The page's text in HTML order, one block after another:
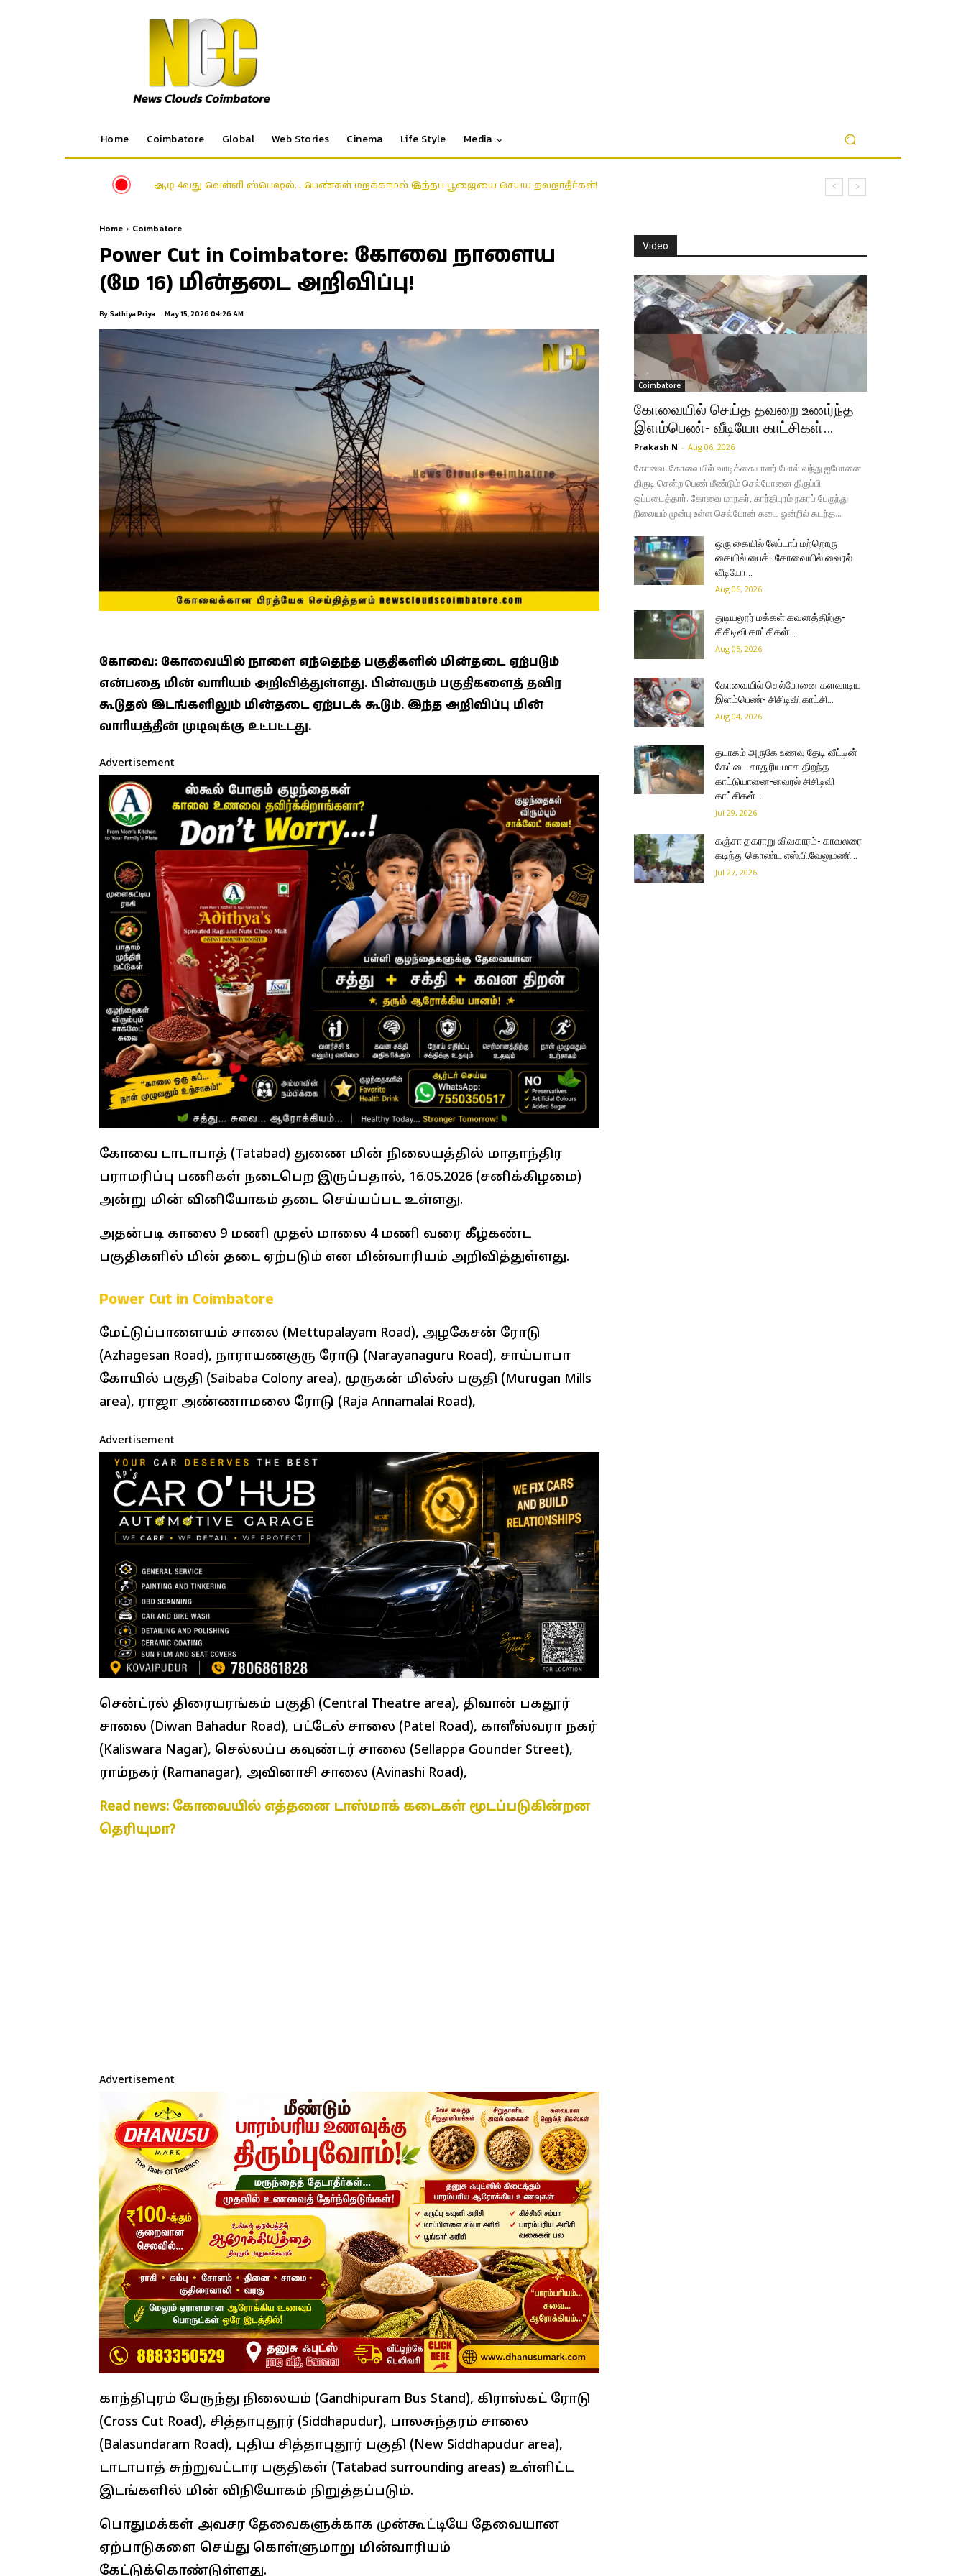
Home Coimbatore Global Web Stories Cinema Life Style Media
ஆடி 4வது வெள்ளி ஸ்பெஷல்… பெண்கள் மறக்காமல் இந்தப் பூஜையை செய்ய தவறாதீர்கள்!
Home Coimbatore
Power Cut in Coimbatore: கோவை நாளைய
(மே 16) மின்தடை அறிவிப்பு!
By Sathiya Priya May 15, 2026 04:26 AM
கோவை: கோவையில் நாளை எந்தெந்த பகுதிகளில் மின்தடை ஏற்படும்
என்பதை மின் வாரியம் அறிவித்துள்ளது. பின்வரும் பகுதிகளைத் தவிர
கூடுதல் இடங்களிலும் மின்தடை ஏற்படக் கூடும். இந்த அறிவிப்பு மின்
வாரியத்தின் முடிவுக்கு உட்பட்டது.
Advertisement
கோவை டாடாபாத் (Tatabad) துணை மின் நிலையத்தில் மாதாந்திர
பராமரிப்பு பணிகள் நடைபெற இருப்பதால், 16.05.2026 (சனிக்கிழமை)
அன்று மின் வினியோகம் தடை செய்யப்பட உள்ளது.
அதன்படி காலை 9 மணி முதல் மாலை 4 மணி வரை கீழ்கண்ட
பகுதிகளில் மின் தடை ஏற்படும் என மின்வாரியம் அறிவித்துள்ளது.
Power Cut in Coimbatore
மேட்டுப்பாளையம் சாலை (Mettupalayam Road), அழகேசன் ரோடு
(Azhagesan Road), நாராயணகுரு ரோடு (Narayanaguru Road), சாய்பாபா
கோயில் பகுதி (Saibaba Colony area), முருகன் மில்ஸ் பகுதி (Murugan Mills
area), ராஜா அண்ணாமலை ரோடு (Raja Annamalai Road),
Advertisement
சென்ட்ரல் திரையரங்கம் பகுதி (Central Theatre area), திவான் பகதூர்
சாலை (Diwan Bahadur Road), பட்டேல் சாலை (Patel Road), காளீஸ்வரா நகர்
(Kaliswara Nagar), செல்லப்ப கவுண்டர் சாலை (Sellappa Gounder Street),
ராம்நகர் (Ramanagar), அவினாசி சாலை (Avinashi Road),
Read news: கோவையில் எத்தனை டாஸ்மாக் கடைகள் மூடப்படுகின்றன
தெரியுமா?
Advertisement
காந்திபுரம் பேருந்து நிலையம் (Gandhipuram Bus Stand), கிராஸ்கட் ரோடு
(Cross Cut Road), சித்தாபுதூர் (Siddhapudur), பாலசுந்தரம் சாலை
(Balasundaram Road), புதிய சித்தாபுதூர் பகுதி (New Siddhapudur area),
டாடாபாத் சுற்றுவட்டார பகுதிகள் (Tatabad surrounding areas) உள்ளிட்ட
இடங்களில் மின் விநியோகம் நிறுத்தப்படும்.
பொதுமக்கள் அவசர தேவைகளுக்காக முன்கூட்டியே தேவையான
ஏற்பாடுகளை செய்து கொள்ளுமாறு மின்வாரியம்
கேட்டுக்கொண்டுள்ளது.
Video
Coimbatore
கோவையில் செய்த தவறை உணர்ந்த
இளம்பெண்- வீடியோ காட்சிகள்…
Prakash N - Aug 06, 2026
கோவை: கோவையில் வாடிக்கையாளர் போல் வந்து ஐபோனை
திருடி சென்ற பெண் மீண்டும் செல்போனை திருப்பி
ஒப்படைத்தார். கோவை மாநகர், காந்திபுரம் நகரப் பேருந்து
நிலையம் முன்பு உள்ள செல்போன் கடை ஒன்றில் கடந்த...
ஒரு கையில் லேப்டாப் மற்றொரு
கையில் பைக்- கோவையில் வைரல்
வீடியோ…
Aug 06, 2026
துடியலூர் மக்கள் கவனத்திற்கு-
சிசிடிவி காட்சிகள்…
Aug 05, 2026
கோவையில் செல்போனை களவாடிய
இளம்பெண்- சிசிடிவி காட்சி…
Aug 04, 2026
தடாகம் அருகே உணவு தேடி வீட்டின்
கேட்டை சாதுரியமாக திறந்த
காட்டுயானை-வைரல் சிசிடிவி
காட்சிகள்…
Jul 29, 2026
கஞ்சா தகராறு விவகாரம்- காவலரை
கடிந்து கொண்ட எஸ்.பி.வேலுமணி…
Jul 27, 2026